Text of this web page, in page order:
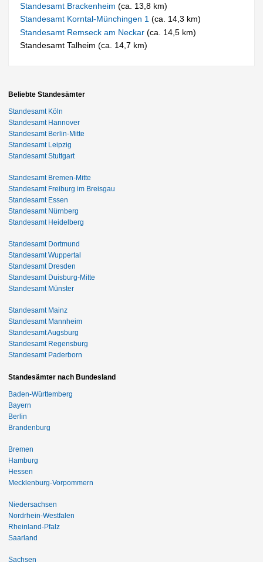
Standesamt Brackenheim(ca. 13,8 km)
Standesamt Korntal-Münchingen 1(ca. 14,3 km)
Standesamt Remseck am Neckar(ca. 14,5 km)
Standesamt Talheim (ca. 14,7 km)
Beliebte Standesämter
Standesamt Köln
Standesamt Hannover
Standesamt Berlin-Mitte
Standesamt Leipzig
Standesamt Stuttgart
Standesamt Bremen-Mitte
Standesamt Freiburg im Breisgau
Standesamt Essen
Standesamt Nürnberg
Standesamt Heidelberg
Standesamt Dortmund
Standesamt Wuppertal
Standesamt Dresden
Standesamt Duisburg-Mitte
Standesamt Münster
Standesamt Mainz
Standesamt Mannheim
Standesamt Augsburg
Standesamt Regensburg
Standesamt Paderborn
Standesämter nach Bundesland
Baden-Württemberg
Bayern
Berlin
Brandenburg
Bremen
Hamburg
Hessen
Mecklenburg-Vorpommern
Niedersachsen
Nordrhein-Westfalen
Rheinland-Pfalz
Saarland
Sachsen